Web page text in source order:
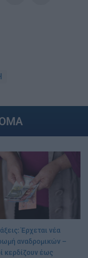
Έρχεται νέα
αναδρομικών –
κερδίζουν έως